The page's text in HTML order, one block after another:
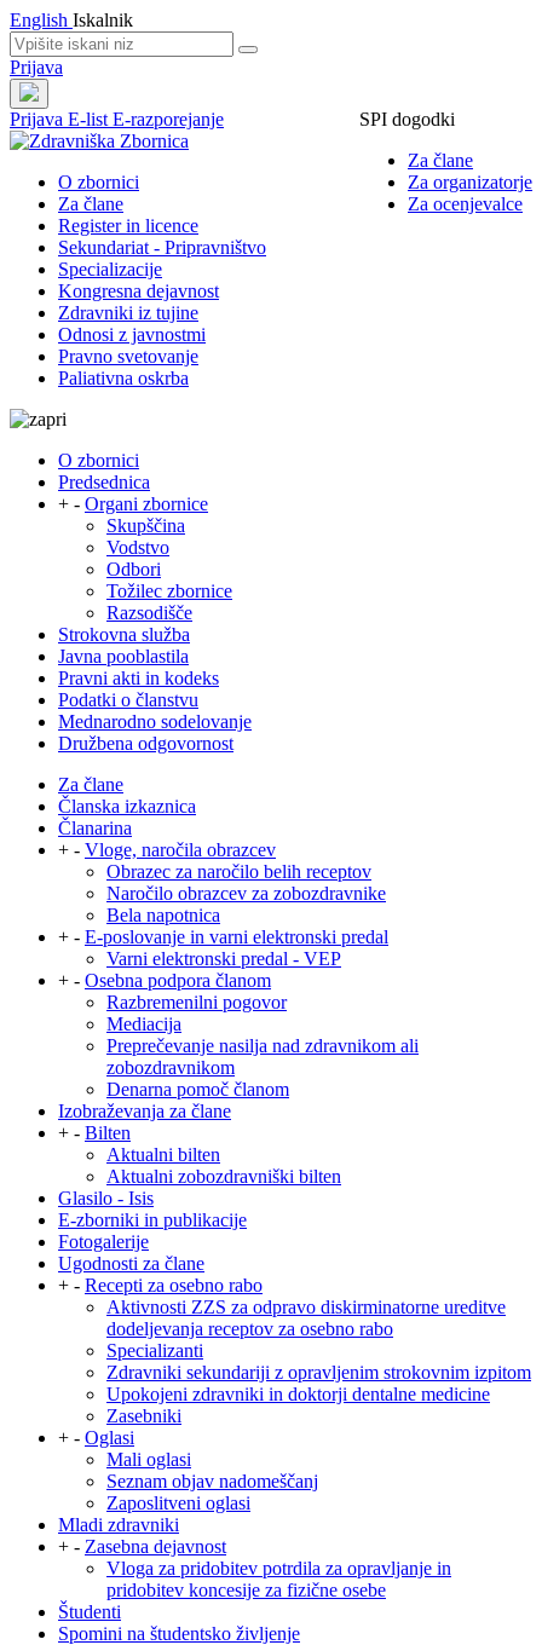
English Iskalnik
Prijava
Prijava
SPI dogodki
Za člane
Za organizatorje
Za ocenjevalce
E-list E-razporejanje
O zbornici
Za člane
Register in licence
Sekundariat - Pripravništvo
Specializacije
Kongresna dejavnost
Zdravniki iz tujine
Odnosi z javnostmi
Pravno svetovanje
Paliativna oskrba
O zbornici
Predsednica
+ - Organi zbornice
Skupščina
Vodstvo
Odbori
Tožilec zbornice
Razsodišče
Strokovna služba
Javna pooblastila
Pravni akti in kodeks
Podatki o članstvu
Mednarodno sodelovanje
Družbena odgovornost
Za člane
Članska izkaznica
Članarina
+ - Vloge, naročila obrazcev
Obrazec za naročilo belih receptov
Naročilo obrazcev za zobozdravnike
Bela napotnica
+ - E-poslovanje in varni elektronski predal
Varni elektronski predal - VEP
+ - Osebna podpora članom
Razbremenilni pogovor
Mediacija
Preprečevanje nasilja nad zdravnikom ali
zobozdravnikom
Denarna pomoč članom
Izobraževanja za člane
+ - Bilten
Aktualni bilten
Aktualni zobozdravniški bilten
Glasilo - Isis
E-zborniki in publikacije
Fotogalerije
Ugodnosti za člane
+ - Recepti za osebno rabo
Aktivnosti ZZS za odpravo diskirminatorne ureditve
dodeljevanja receptov za osebno rabo
Specializanti
Zdravniki sekundariji z opravljenim strokovnim izpitom
Upokojeni zdravniki in doktorji dentalne medicine
Zasebniki
+ - Oglasi
Mali oglasi
Seznam objav nadomeščanj
Zaposlitveni oglasi
Mladi zdravniki
+ - Zasebna dejavnost
Vloga za pridobitev potrdila za opravljanje in
pridobitev koncesije za fizične osebe
Študenti
Spomini na študentsko življenje